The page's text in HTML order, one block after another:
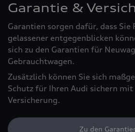
Garantie &
Garantien sorgen dafür, dass Sie
gelassener entgegenblicken
sich zu den Garantien für
Gebrauchtwagen.
Zusätzlich können Sie sich
Schutz für Ihren Audi sichern mit
Versicherung.
Zu den